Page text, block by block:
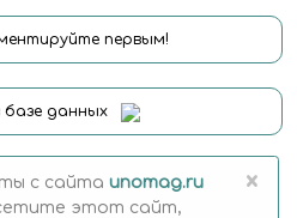
первым!
базе данных
с сайта unomag.ru
этот сайт,
×